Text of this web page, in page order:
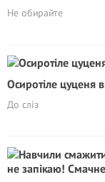
Не обирайте
Осиротіле цуценя
До сліз